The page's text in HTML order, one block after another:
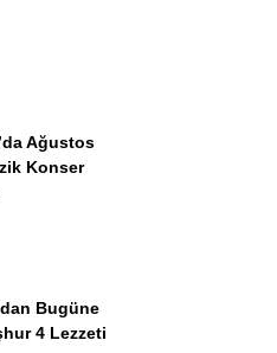
Ağustos
Konser
Bugüne
4 Lezzeti